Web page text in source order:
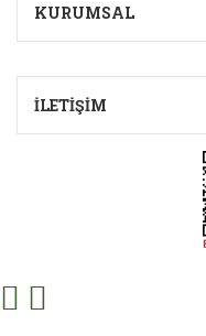
KURUMSAL
İLETİŞİM